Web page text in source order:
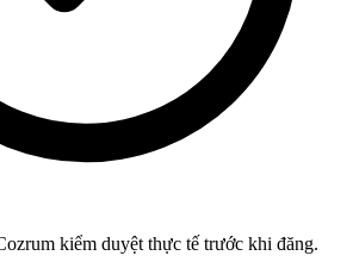
kiểm duyệt thực tế trước khi đăng.